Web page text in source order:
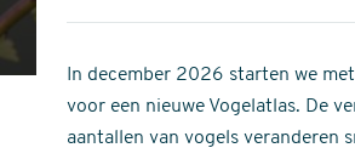
stars
of
stars
In december 2026 starten we
voor een nieuwe Vogelatlas. De
aantallen van vogels veranderen